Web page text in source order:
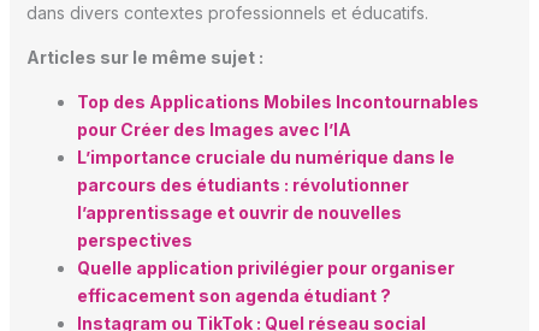
dans divers contextes professionnels et éducatifs.
Articles sur le même sujet :
Top des Applications Mobiles Incontournables
pour Créer des Images avec l’IA
L’importance cruciale du numérique dans le
parcours des étudiants : révolutionner
l’apprentissage et ouvrir de nouvelles
perspectives
Quelle application privilégier pour organiser
efficacement son agenda étudiant ?
Instagram ou TikTok : Quel réseau social